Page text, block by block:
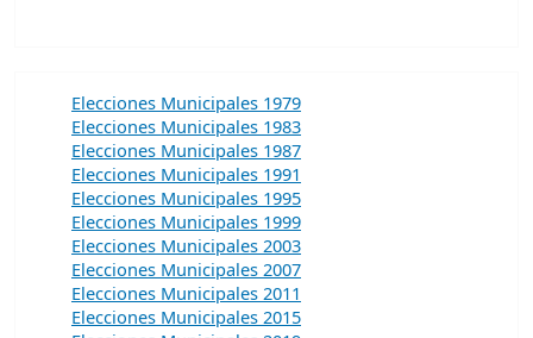
Elecciones Municipales 1979
Elecciones Municipales 1983
Elecciones Municipales 1987
Elecciones Municipales 1991
Elecciones Municipales 1995
Elecciones Municipales 1999
Elecciones Municipales 2003
Elecciones Municipales 2007
Elecciones Municipales 2011
Elecciones Municipales 2015